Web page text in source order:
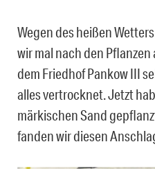
Wegen des heißen
wir mal nach den
dem Friedhof Pankow III
alles vertrocknet. Jetzt
märkischen Sand
fanden wir diesen